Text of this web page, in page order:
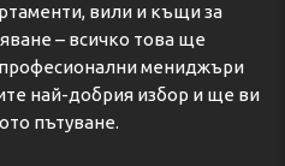
вили и къщи за
– всичко това ще
мениджъри
най-добрия избор и ще ви
пътуване.